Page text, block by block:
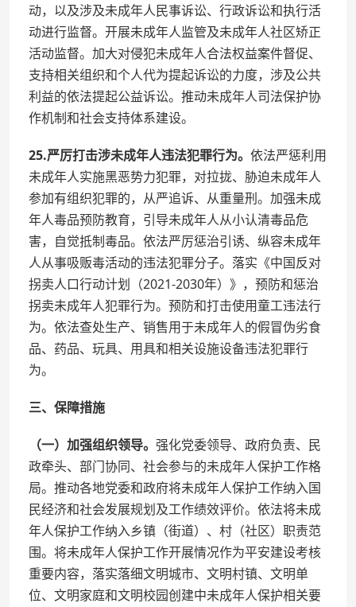
动，以及涉及未成年人民事诉讼、行政诉讼和执行活
动进行监督。开展未成年人监管及未成年人社区矫正
活动监督。加大对侵犯未成年人合法权益案件督促、
支持相关组织和个人代为提起诉讼的力度，涉及公共
利益的依法提起公益诉讼。推动未成年人司法保护协
作机制和社会支持体系建设。
25.严厉打击涉未成年人违法犯罪行为。 依法严惩利用
未成年人实施黑恶势力犯罪，对拉拢、胁迫未成年人
参加有组织犯罪的，从严追诉、从重量刑。加强未成
年人毒品预防教育，引导未成年人从小认清毒品危
害，自觉抵制毒品。依法严厉惩治引诱、纵容未成年
人从事吸贩毒活动的违法犯罪分子。落实《中国反对
拐卖人口行动计划（2021-2030年）》，预防和惩治
拐卖未成年人犯罪行为。预防和打击使用童工违法行
为。依法查处生产、销售用于未成年人的假冒伪劣食
品、药品、玩具、用具和相关设施设备违法犯罪行
为。
三、保障措施
（一）加强组织领导。 强化党委领导、政府负责、民
政牵头、部门协同、社会参与的未成年人保护工作格
局。推动各地党委和政府将未成年人保护工作纳入国
民经济和社会发展规划及工作绩效评价。依法将未成
年人保护工作纳入乡镇（街道）、村（社区）职责范
围。将未成年人保护工作开展情况作为平安建设考核
重要内容，落实落细文明城市、文明村镇、文明单
位、文明家庭和文明校园创建中未成年人保护相关要